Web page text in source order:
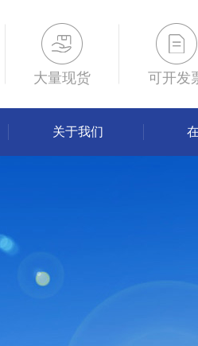
大量现货 可开发
关于我们